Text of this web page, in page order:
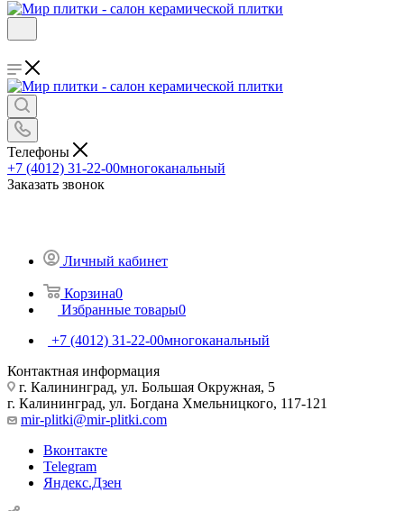
Телефоны
+7 (4012) 31-22-00многоканальный
Заказать звонок
Личный кабинет
Корзина0
Избранные товары0
+7 (4012) 31-22-00многоканальный
Контактная информация
г. Калининград, ул. Большая Окружная, 5
г. Калининград, ул. Богдана Хмельницкого, 117-121
mir-plitki@mir-plitki.com
Вконтакте
Telegram
Яндекс.Дзен